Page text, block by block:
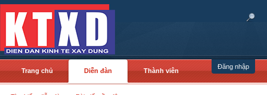
Đăng nhập
Trang chủ Diễn đàn Thành viên